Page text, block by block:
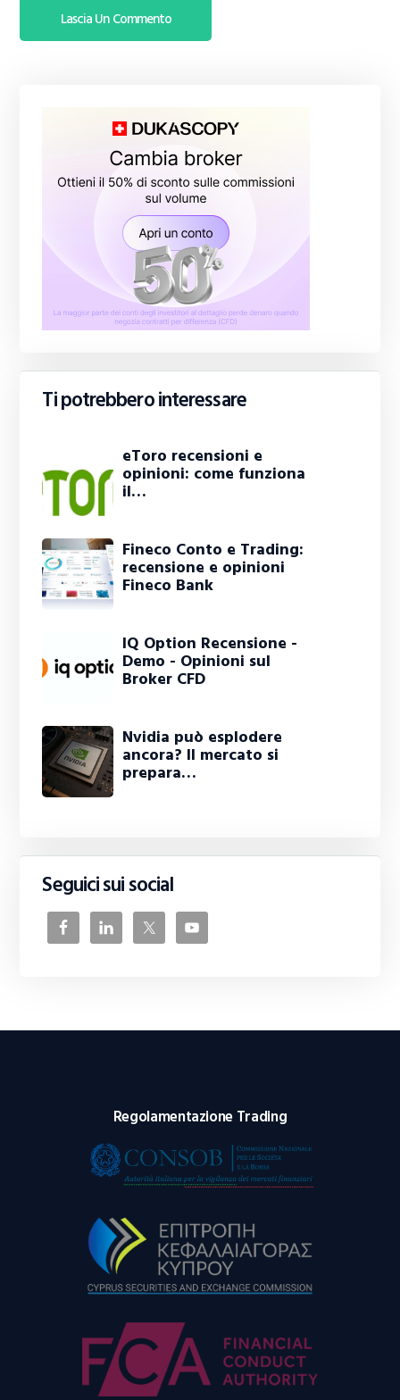
Ti potrebbero interessare
eToro recensioni e
opinioni: come funziona
il…
Fineco Conto e Trading:
recensione e opinioni
Fineco Bank
IQ Option Recensione -
Demo - Opinioni sul
Broker CFD
Nvidia può esplodere
ancora? Il mercato si
prepara…
Seguici sui social
Regolamentazione Trading